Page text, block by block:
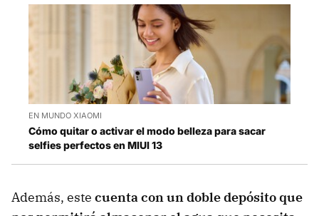
EN MUNDO XIAOMI
Cómo quitar o activar el modo belleza para sacar
selfies perfectos en MIUI 13
Además, este cuenta con un doble depósito que